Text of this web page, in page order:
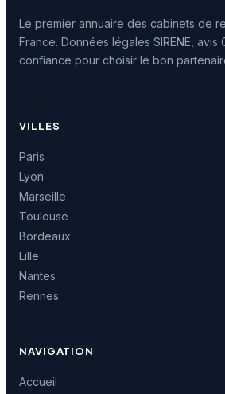
Le premier annuaire des cabinets de
France. Données légales SIRENE,
confiance pour choisir le bon
VILLES
Paris
Lyon
Marseille
Toulouse
Bordeaux
Lille
Nantes
Rennes
NAVIGATION
Accueil